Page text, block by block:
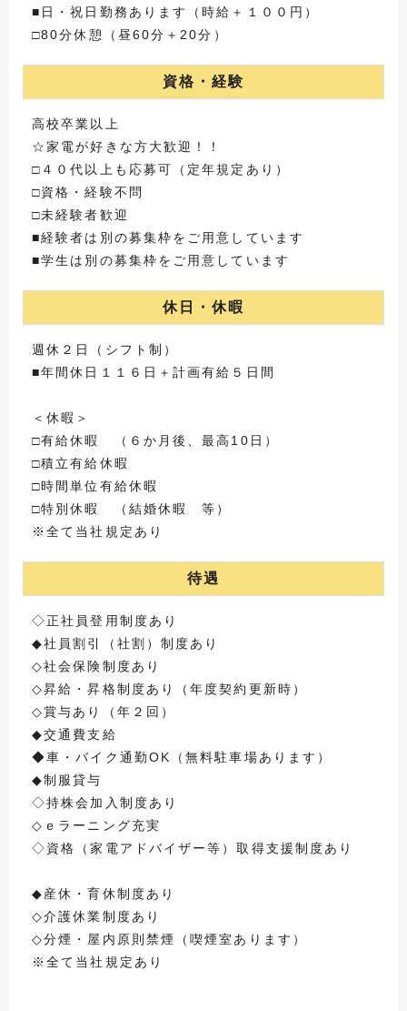
■日・祝日勤務あります（時給＋１００円）
□80分休憩（昼60分＋20分）
資格・経験
高校卒業以上
☆家電が好きな方大歓迎！！
□４０代以上も応募可（定年規定あり）
□資格・経験不問
□未経験者歓迎
■経験者は別の募集枠をご用意しています
■学生は別の募集枠をご用意しています
休日・休暇
週休２日（シフト制）
■年間休日１１６日＋計画有給５日間
＜休暇＞
□有給休暇 （６か月後、最高10日）
□積立有給休暇
□時間単位有給休暇
□特別休暇 （結婚休暇 等）
※全て当社規定あり
待遇
◇正社員登用制度あり
◆社員割引（社割）制度あり
◇社会保険制度あり
◇昇給・昇格制度あり（年度契約更新時）
◇賞与あり（年２回）
◆交通費支給
◆車・バイク通勤OK（無料駐車場あります）
◆制服貸与
◇持株会加入制度あり
◇ｅラーニング充実
◇資格（家電アドバイザー等）取得支援制度あり
◆産休・育休制度あり
◇介護休業制度あり
◇分煙・屋内原則禁煙（喫煙室あります）
※全て当社規定あり